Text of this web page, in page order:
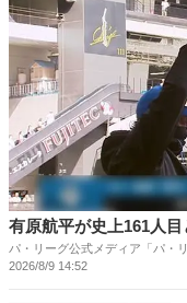
有原航平が史上161人
パ・リーグ公式メディア「パ・
2026/8/9 14:52